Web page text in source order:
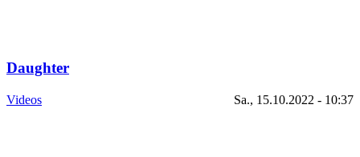
Daughter
Videos Sa., 15.10.2022 - 10:37